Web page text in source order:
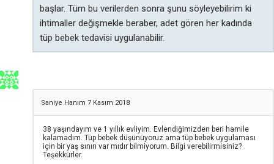
başlar. Tüm bu verilerden sonra şunu söyleyebilirim ki
ihtimaller değişmekle beraber, adet gören her kadında
tüp bebek tedavisi uygulanabilir.
Saniye Hanım 7 Kasım 2018
38 yaşındayım ve 1 yıllık evliyim. Evlendiğimizden beri hamile
kalamadım. Tüp bebek düşünüyoruz ama tüp bebek uygulaması
için bir yaş sınırı var mıdır bilmiyorum. Bilgi verebilirmisiniz?
Teşekkürler.